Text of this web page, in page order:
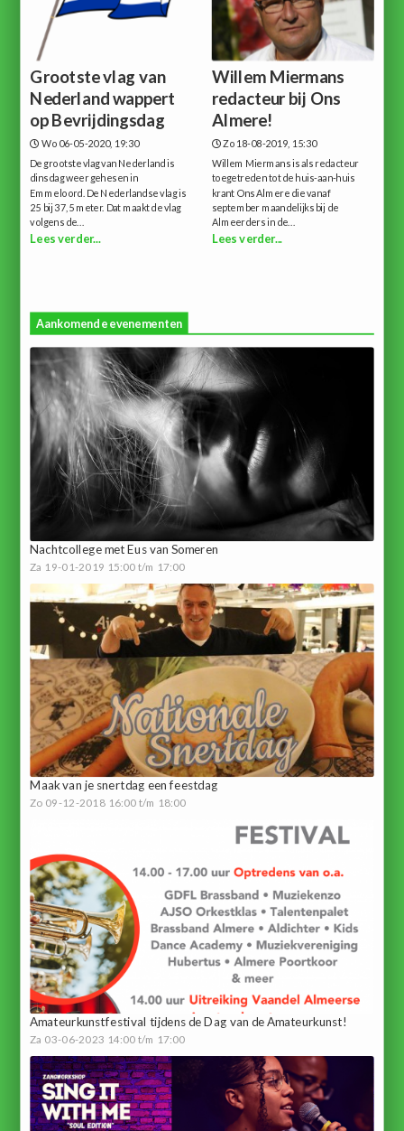
Grootste vlag van
Nederland wappert
op Bevrijdingsdag
Wo 06-05-2020, 19:30
De grootste vlag van Nederland is
dinsdag weer gehesen in
Emmeloord. De Nederlandse vlag is
25 bij 37,5 meter. Dat maakt de vlag
volgens de...
Lees verder...
Willem Miermans
redacteur bij Ons
Almere!
Zo 18-08-2019, 15:30
Willem Miermans is als redacteur
toegetreden tot de huis-aan-huis
krant Ons Almere die vanaf
september maandelijks bij de
Almeerders in de...
Lees verder...
Aankomende evenementen
Nachtcollege met Eus van Someren
Za 19-01-2019 15:00 t/m 17:00
Maak van je snertdag een feestdag
Zo 09-12-2018 16:00 t/m 18:00
Amateurkunstfestival tijdens de Dag van de Amateurkunst!
Za 03-06-2023 14:00 t/m 17:00